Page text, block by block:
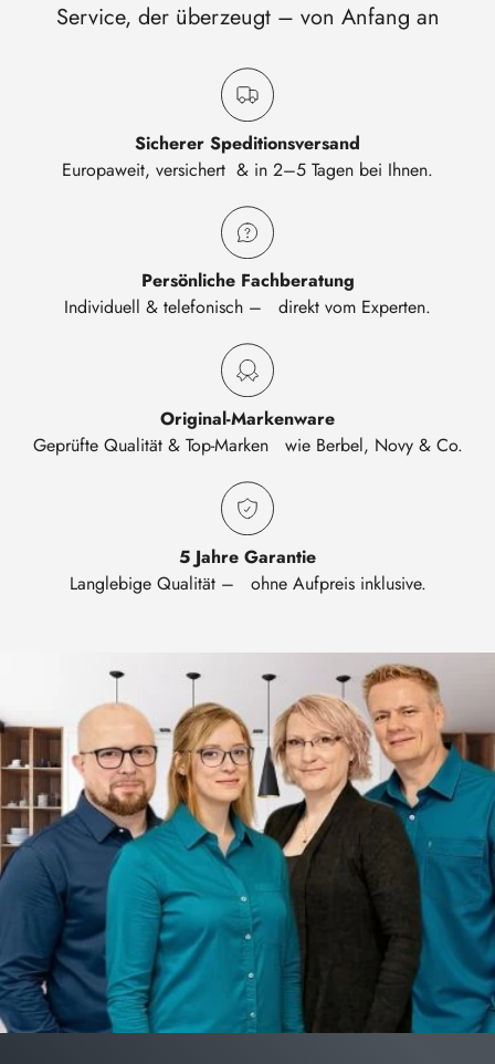
Service, der überzeugt – von Anfang an
Sicherer Speditionsversand
Europaweit, versichert & in 2–5 Tagen bei Ihnen.
Persönliche Fachberatung
Individuell & telefonisch – direkt vom Experten.
Original-Markenware
Geprüfte Qualität & Top-Marken wie Berbel, Novy & Co.
5 Jahre Garantie
Langlebige Qualität – ohne Aufpreis inklusive.